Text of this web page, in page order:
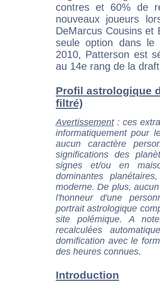
contres et 60% de
nouveaux joueurs
DeMarcus Cousins et
seule option dans le
2010, Patterson est
au 14e rang de la
Profil astrologique
filtré)
Avertissement: ces
informatiquement pour
aucun caractère
significations des
signes et/ou en
dominantes
moderne. De plus,
l'honneur d'une
portrait astrologique
site polémique. A
recalculées
domification avec le
des heures connues.
Introduction